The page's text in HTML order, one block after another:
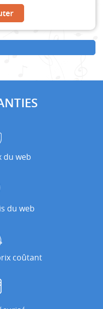
du web
du web
coûtant